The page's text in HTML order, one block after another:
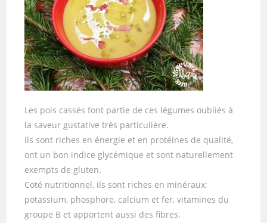
Les pois cassés font partie de ces légumes oubliés à
la saveur gustative très particulière.
Ils sont riches en énergie et en protéines de qualité,
ont un bon indice glycémique et sont naturellement
exempts de gluten.
Coté nutritionnel, ils sont riches en minéraux;
potassium, phosphore, calcium et fer, vitamines du
groupe B et apportent aussi des fibres.